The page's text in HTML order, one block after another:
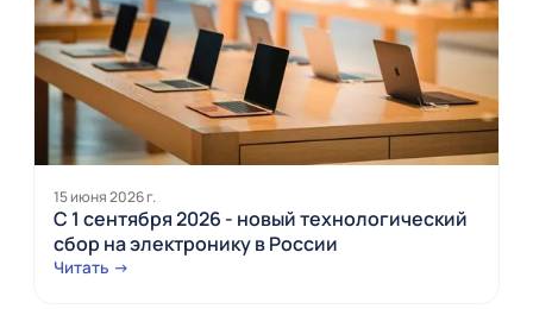
15 июня 2026 г.
С 1 сентября 2026 - новый технологический
сбор на электронику в России
Читать →